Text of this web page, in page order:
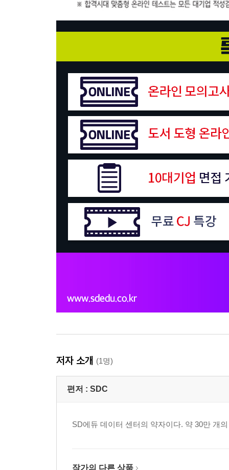
저자 소개 (1명)
편저 : SDC
SD에듀 데이터 센터의 약자이다. 약 30만 개
작가의 다른 상품